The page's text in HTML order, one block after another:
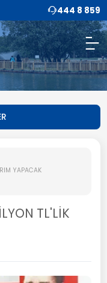
444 8 859
YAPACAK
TL'LİK